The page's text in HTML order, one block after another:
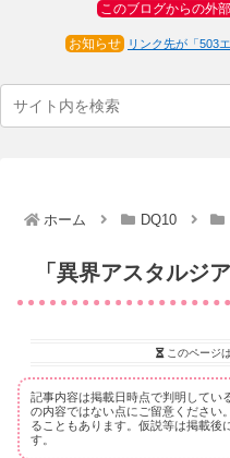
このブログからの外
お知らせ リンク先が「503
ホーム DQ10
「異界アスタルジ
このページは
記事内容は掲載日時点で判明してい
の内容ではない点にご留意ください
ることもあります。仮説等は掲載後
す。